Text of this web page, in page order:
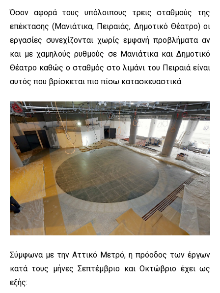
Όσον αφορά τους υπόλοιπους τρεις σταθμούς της
επέκτασης (Μανιάτικα, Πειραιάς, Δημοτικό Θέατρο) οι
εργασίες συνεχίζονται χωρίς εμφανή προβλήματα αν
και με χαμηλούς ρυθμούς σε Μανιάτικα και Δημοτικό
Θέατρο καθώς ο σταθμός στο λιμάνι του Πειραιά είναι
αυτός που βρίσκεται πιο πίσω κατασκευαστικά.
Σύμφωνα με την Αττικό Μετρό, η πρόοδος των έργων
κατά τους μήνες Σεπτέμβριο και Οκτώβριο έχει ως
εξής: